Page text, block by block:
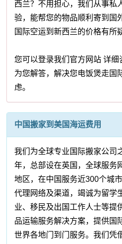
西兰？不用担心，我们从事私
验，能帮您的物品顺利寄到国
国际空运到新西兰的价格有所
您可以登录我们官方网站 详
为您解答，解决您电饭煲走国
虑。
中国搬家到美国海运费用
我们为全球专业国际搬家公司
年，总部设在英国，全球服务
地区，在中国服务近300个城
代理网络及渠道，竭诚为留学
业、移民及出国工作人士等提
品运输服务解决方案，提供国
世界各地门到门服务。我们凭